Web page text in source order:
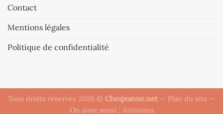
Contact
Mentions légales
Politique de confidentialité
Tous droits réservés 2026 © Chezjeanne.net— Plan du site —
On aime aussi ; Artissima